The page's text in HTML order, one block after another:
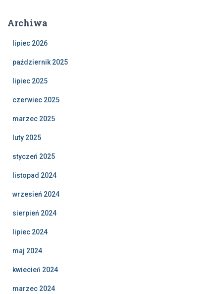
Archiwa
lipiec 2026
październik 2025
lipiec 2025
czerwiec 2025
marzec 2025
luty 2025
styczeń 2025
listopad 2024
wrzesień 2024
sierpień 2024
lipiec 2024
maj 2024
kwiecień 2024
marzec 2024